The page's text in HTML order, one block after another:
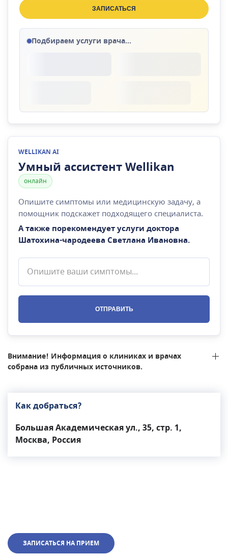
ЗАПИСАТЬСЯ
Подбираем услуги врача...
WELLIKAN AI
Умный ассистент Wellikan
онлайн
Опишите симптомы или медицинскую задачу, а
помощник подскажет подходящего специалиста.
А также порекомендует услуги доктора
Шатохина-чародеева Светлана Ивановна.
ОТПРАВИТЬ
Внимание! Информация о клиниках и врачах
собрана из публичных источников.
Как добраться?
Большая Академическая ул., 35, стр. 1,
Москва, Россия
ЗАПИСАТЬСЯ НА ПРИЕМ